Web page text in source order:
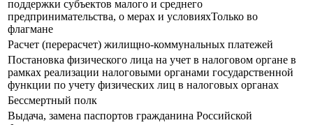
поддержки субъектов малого и среднего
предпринимательства, о мерах и условияхТолько во
флагмане
Расчет (перерасчет) жилищно-коммунальных платежей
Постановка физического лица на учет в налоговом органе в
рамках реализации налоговыми органами государственной
функции по учету физических лиц в налоговых органах
Бессмертный полк
Выдача, замена паспортов гражданина Российской